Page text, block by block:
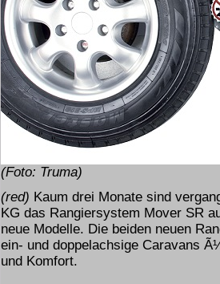
(Foto: Truma)
(red) Kaum drei Monate sind
KG das Rangiersystem Mover SR
neue Modelle. Die beiden neuen
ein- und doppelachsige Caravans
und Komfort.